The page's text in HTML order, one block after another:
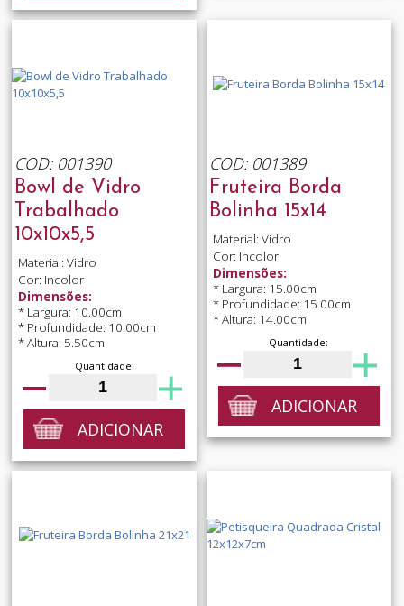
COD: 001390
Bowl de Vidro
Trabalhado
10x10x5,5
Material: Vidro
Cor: Incolor
Dimensões:
* Largura: 10.00cm
* Profundidade: 10.00cm
* Altura: 5.50cm
Quantidade:
ADICIONAR
COD: 001389
Fruteira Borda
Bolinha 15x14
Material: Vidro
Cor: Incolor
Dimensões:
* Largura: 15.00cm
* Profundidade: 15.00cm
* Altura: 14.00cm
Quantidade:
ADICIONAR